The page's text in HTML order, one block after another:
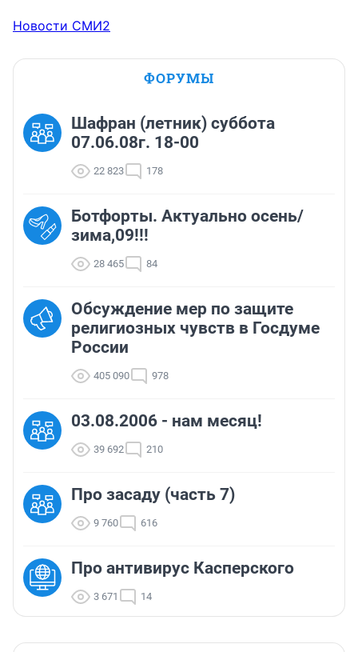
Новости СМИ2
ФОРУМЫ
Шафран (летник) суббота
07.06.08г. 18-00
22 823 178
Ботфорты. Актуально осень/
зима,09!!!
28 465 84
Обсуждение мер по защите
религиозных чувств в Госдуме
России
405 090 978
03.08.2006 - нам месяц!
39 692 210
Про засаду (часть 7)
9 760 616
Про антивирус Касперского
3 671 14